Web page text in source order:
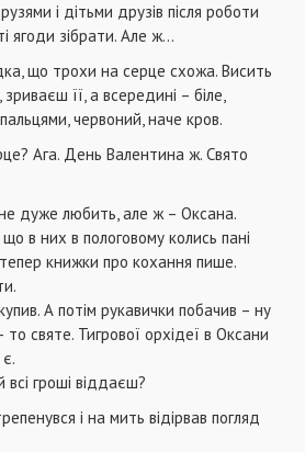
і дітьми друзів після роботи
ягоди зібрати. Але ж…
що трохи на серце схожа. Висить
її, а всередині – біле,
червоний, наче кров.
Ага. День Валентина ж. Свято
дуже любить, але ж – Оксана.
в них в пологовому колись пані
книжки про кохання пише.
А потім рукавички побачив – ну
то святе. Тигрової орхідеї в Оксани
всі гроші віддаєш?
і на мить відірвав погляд